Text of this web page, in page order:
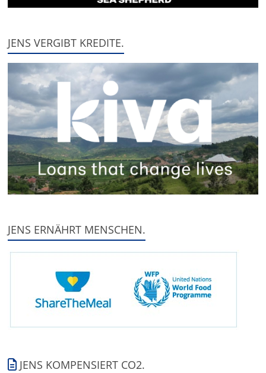
JENS VERGIBT KREDITE.
JENS ERNÄHRT MENSCHEN.
JENS KOMPENSIERT CO2.